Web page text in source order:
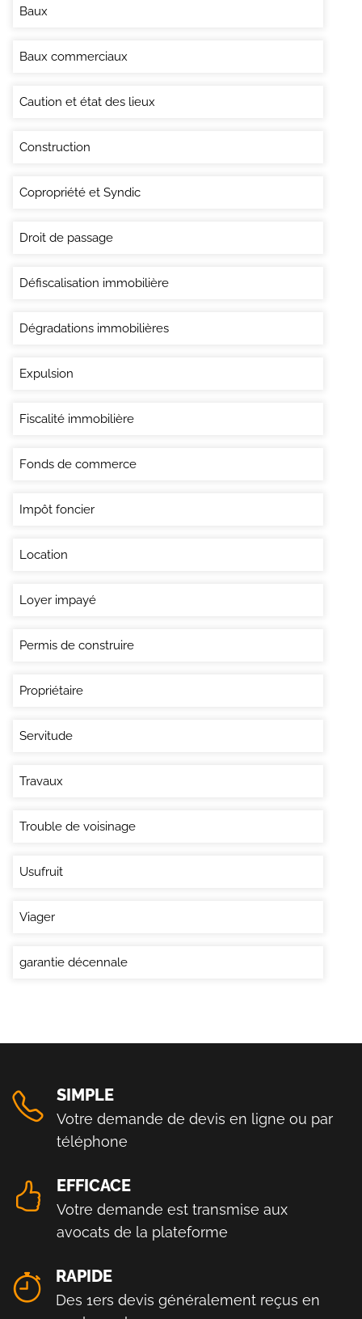
Baux
Baux commerciaux
Caution et état des lieux
Construction
Copropriété et Syndic
Droit de passage
Défiscalisation immobilière
Dégradations immobilières
Expulsion
Fiscalité immobilière
Fonds de commerce
Impôt foncier
Location
Loyer impayé
Permis de construire
Propriétaire
Servitude
Travaux
Trouble de voisinage
Usufruit
Viager
garantie décennale
SIMPLE
Votre demande de devis en ligne ou par
téléphone
EFFICACE
Votre demande est transmise aux
avocats de la plateforme
RAPIDE
Des 1ers devis généralement reçus en